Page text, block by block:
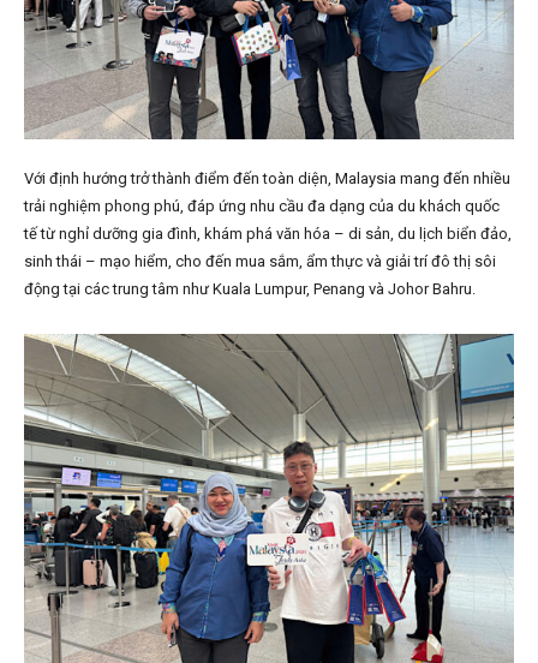
Với định hướng trở thành điểm đến toàn diện, Malaysia mang đến nhiều
trải nghiệm phong phú, đáp ứng nhu cầu đa dạng của du khách quốc
tế từ nghỉ dưỡng gia đình, khám phá văn hóa – di sản, du lịch biển đảo,
sinh thái – mạo hiểm, cho đến mua sắm, ẩm thực và giải trí đô thị sôi
động tại các trung tâm như Kuala Lumpur, Penang và Johor Bahru.